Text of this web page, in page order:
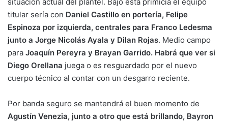
situación actual del plantel. Bajo esta primicia el equipo
titular sería con Daniel Castillo en portería, Felipe
Espinoza por izquierda, centrales para Franco Ledesma
junto a Jorge Nicolás Ayala y Dilan Rojas. Medio campo
para Joaquín Pereyra y Brayan Garrido. Habrá que ver si
Diego Orellana juega o es resguardado por el nuevo
cuerpo técnico al contar con un desgarro reciente.
Por banda seguro se mantendrá el buen momento de
Agustín Venezia, junto a otro que está brillando, Bayron